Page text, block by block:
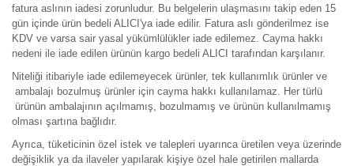
fatura aslının iadesi zorunludur. Bu belgelerin ulaşmasını takip eden 15
gün içinde ürün bedeli ALICI'ya iade edilir. Fatura aslı gönderilmez ise
KDV ve varsa sair yasal yükümlülükler iade edilemez. Cayma hakkı
nedeni ile iade edilen ürünün kargo bedeli ALICI tarafından karşılanır.
Niteliği itibariyle iade edilemeyecek ürünler, tek kullanımlık ürünler ve
ambalajı bozulmuş ürünler için cayma hakkı kullanılamaz. Her türlü
ürünün ambalajının açılmamış, bozulmamış ve ürünün kullanılmamış
olması şartına bağlıdır.
Ayrıca, tüketicinin özel istek ve talepleri uyarınca üretilen veya üzerinde
değişiklik ya da ilaveler yapılarak kişiye özel hale getirilen mallarda